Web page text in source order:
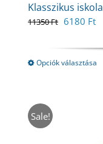
Klasszikus
11350Ft Original
was:
11350 Ft.
6180 Ft
Opciók választása
Sale!